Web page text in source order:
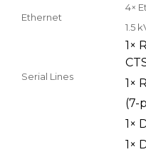
Ethernet
4×
1.5
Serial Lines
1×
1×
(7-
1×
1×